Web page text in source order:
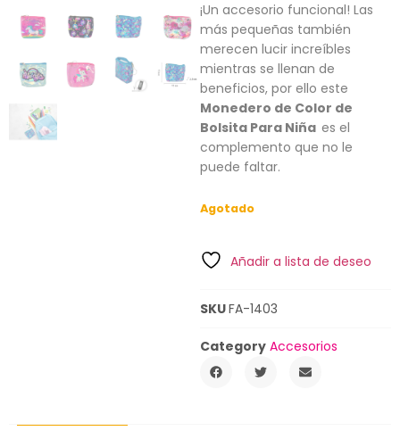
¡Un accesorio funcional! Las
más pequeñas también
merecen lucir increíbles
mientras se llenan de
beneficios, por ello este
Monedero de Color de
Bolsita Para Niña es el
complemento que no le
puede faltar.
Agotado
Añadir a lista de deseo
SKUFA-1403
Category Accesorios